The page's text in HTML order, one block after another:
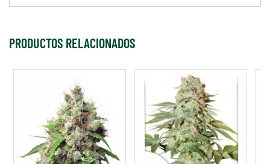
PRODUCTOS RELACIONADOS